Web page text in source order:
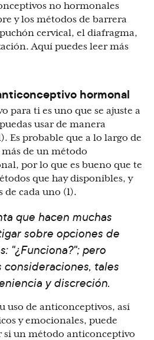
no hormonales
y los métodos de barrera
cervical, el diafragma,
Aquí puedes leer más
hormonal
para ti es uno que se ajuste a
usar de manera
Es probable que a lo largo de
de un método
por lo que es bueno que te
que hay disponibles, y
de cada uno (1).
que hacen muchas
sobre opciones de
"¿Funciona?"; pero
tales
y discreción.
uso de anticonceptivos, así
y emocionales, puede
si un método anticonceptivo